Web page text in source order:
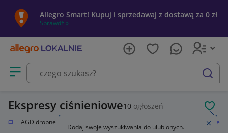
Allegro Smart! Kupuj i sprzedawaj z dostawą za 0 zł
Sprawdź »
Otwórz menu z kategoriami
szukaj
Ekspresy ciśnieniowe10 ogłoszeń
AGD drobne Ekspresy ciśnieniowe
Dodaj swoje wyszukiwania do ulubionych.